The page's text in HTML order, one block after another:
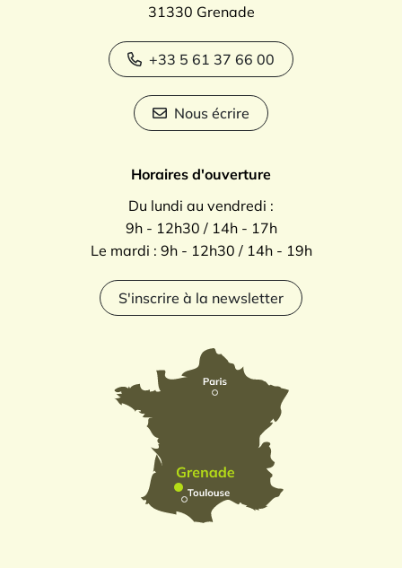
31330 Grenade
+33 5 61 37 66 00
Nous écrire
Horaires d'ouverture
Du lundi au vendredi :
9h - 12h30 / 14h - 17h
Le mardi : 9h - 12h30 / 14h - 19h
S'inscrire à la newsletter